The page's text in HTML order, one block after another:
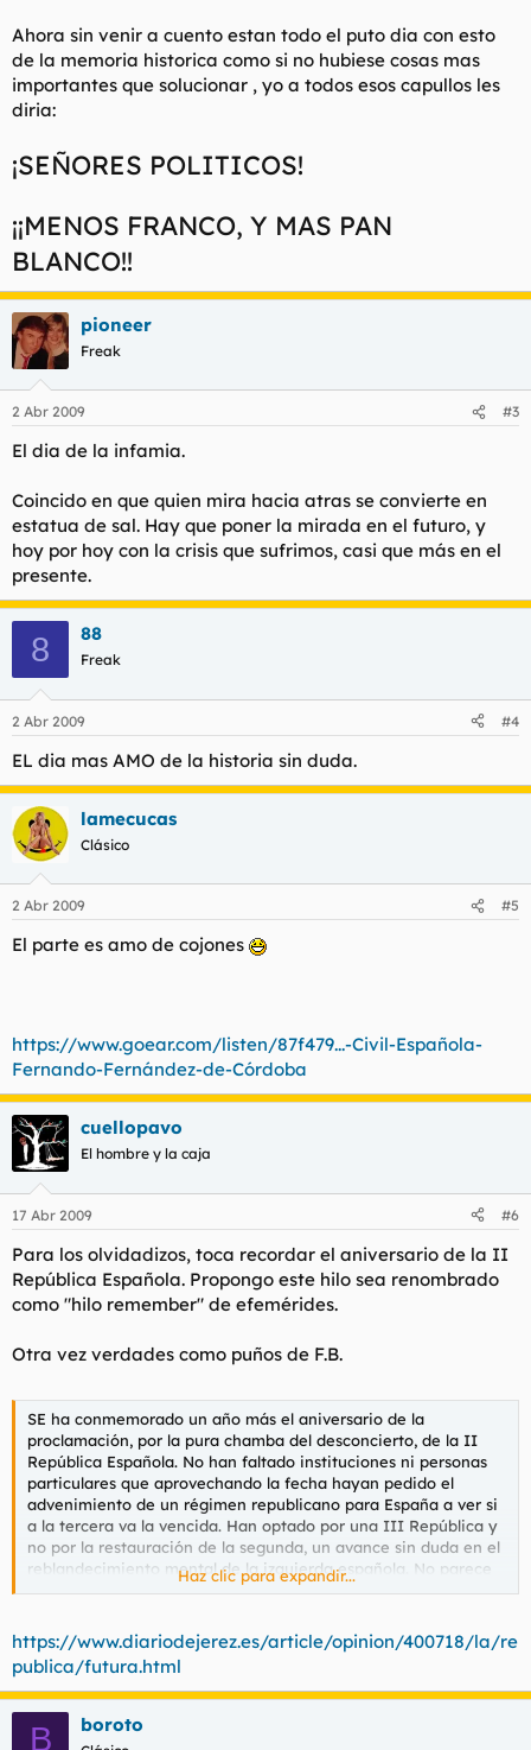
débiles aunque tengan más legitimidad. La República perdió
hasta la legitimidad, puesto que no gobernaba. Se quedó
aislada con sólo una legalidad a la que nadie obedecía y murió
desunida y sin gloria.
Ahora sin venir a cuento estan todo el puto dia con esto
de la memoria historica como si no hubiese cosas mas
importantes que solucionar , yo a todos esos capullos les
diria:
¡SEÑORES POLITICOS!
¡¡MENOS FRANCO, Y MAS PAN
BLANCO!!
pioneer
Freak
2 Abr 2009 #3
El dia de la infamia.
Coincido en que quien mira hacia atras se convierte en
estatua de sal. Hay que poner la mirada en el futuro, y
hoy por hoy con la crisis que sufrimos, casi que más en el
presente.
8 88
Freak
2 Abr 2009 #4
EL dia mas AMO de la historia sin duda.
lamecucas
Clásico
2 Abr 2009 #5
El parte es amo de cojones
https://www.goear.com/listen/87f479...-Civil-Española-
Fernando-Fernández-de-Córdoba
cuellopavo
El hombre y la caja
17 Abr 2009 #6
Para los olvidadizos, toca recordar el aniversario de la II
República Española. Propongo este hilo sea renombrado
como "hilo remember" de efemérides.
Otra vez verdades como puños de F.B.
SE ha conmemorado un año más el aniversario de la
proclamación, por la pura chamba del desconcierto, de la II
República Española. No han faltado instituciones ni personas
particulares que aprovechando la fecha hayan pedido el
advenimiento de un régimen republicano para España a ver si
a la tercera va la vencida. Han optado por una III República y
no por la restauración de la segunda, un avance sin duda en el
reblandecimiento mental de la izquierda española. No parece
que tengamos república por ahora, mientras que quienes la
hace sinónimos a la fuerza: república, revolución, izquierda.
Todavía si se pidiera el retorno al imperio de Carlos V o a la
grandeza y prudencia de los reinos de Felipe II, pensaríamos
que deseábamos para España lo mejor, pero pedir otra
república con la experiencia de las dos pasadas parece
esconder un deseo de empeoramiento.
Haz clic para expandir...
https://www.diariodejerez.es/article/opinion/400718/la/re
publica/futura.html
B boroto